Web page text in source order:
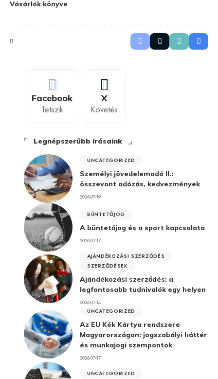
Vásárlók könyve
Facebook
Tetszik
X
Követés
Legnépszerűbb írásaink
UNCATEGORIZED
Személyi jövedelemadó II.:
összevont adózás, kedvezmények
2026-07-19
BÜNTETŐJOG
A büntetőjog és a sport kapcsolata
2026-07-17
AJÁNDÉKOZÁSI SZERZŐDÉS
SZERZŐDÉSEK
Ajándékozási szerződés: a
legfontosabb tudnivalók egy helyen
2026-07-14
UNCATEGORIZED
Az EU Kék Kártya rendszere
Magyarországon: jogszabályi háttér
és munkajogi szempontok
2026-07-17
UNCATEGORIZED